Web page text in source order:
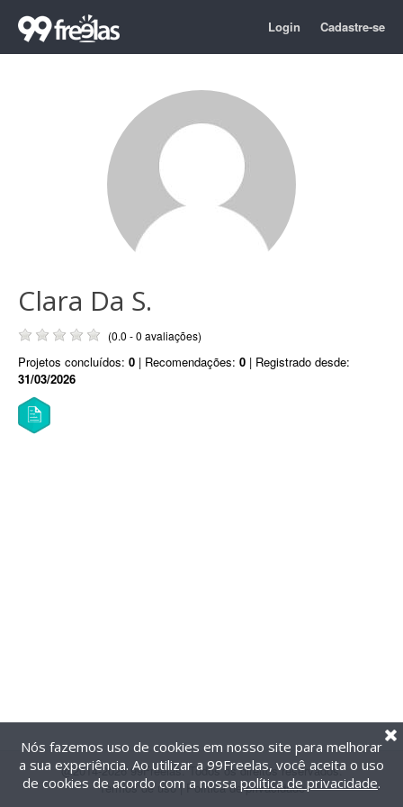
Login Cadastre-se
Clara Da S.
(0.0 - 0 avaliações)
Projetos concluídos: 0 | Recomendações: 0 | Registrado desde:
31/03/2026
@2014-2026 99Freelas. Todos os direitos reservados.
Termos de uso| Política de privacidade
Nós fazemos uso de cookies em nosso site para melhorar
a sua experiência. Ao utilizar a 99Freelas, você aceita o uso
de cookies de acordo com a nossa política de privacidade.